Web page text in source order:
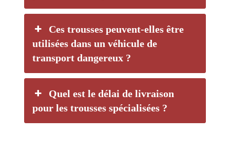
Ces trousses peuvent-elles être
utilisées dans un véhicule de
transport dangereux ?
Quel est le délai de livraison
pour les trousses spécialisées ?